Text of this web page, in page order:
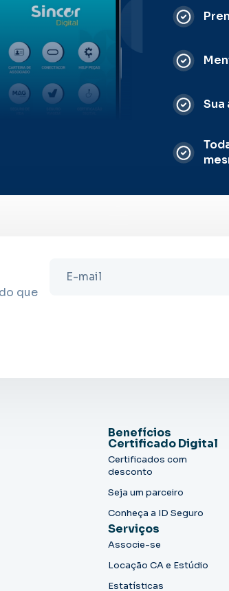
Sua
que
Benefícios
Certificado Digital
Certificados com
desconto
Seja um parceiro
Conheça a ID Seguro
Serviços
Associe-se
Locação CA e Estúdio
Estatísticas